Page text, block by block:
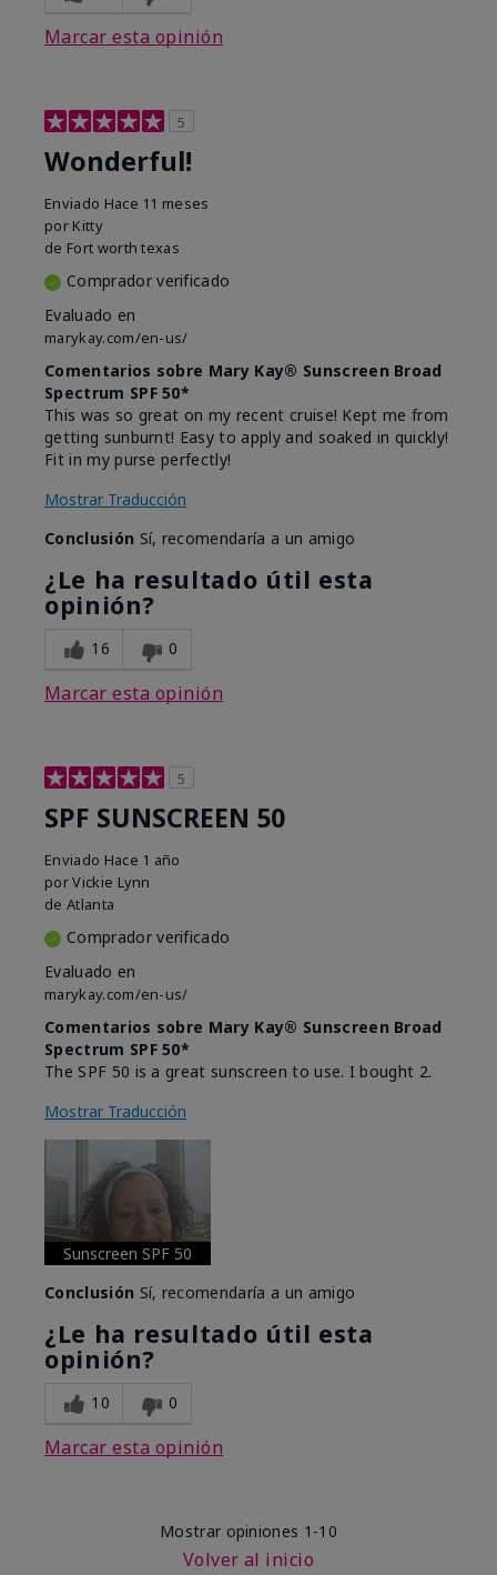
Marcar esta opinión
5
Wonderful!
Enviado Hace 11 meses
por Kitty
de Fort worth texas
Comprador verificado
Evaluado en
marykay.com/en-us/
Comentarios sobre Mary Kay® Sunscreen Broad
Spectrum SPF 50*
This was so great on my recent cruise! Kept me from
getting sunburnt! Easy to apply and soaked in quickly!
Fit in my purse perfectly!
Mostrar Traducción
Conclusión Sí, recomendaría a un amigo
¿Le ha resultado útil esta
opinión?
16 0
Marcar esta opinión
5
SPF SUNSCREEN 50
Enviado Hace 1 año
porVickie Lynn
de Atlanta
Comprador verificado
Evaluado en
marykay.com/en-us/
Comentarios sobre Mary Kay® Sunscreen Broad
Spectrum SPF 50*
The SPF 50 is a great sunscreen to use. I bought 2.
Mostrar Traducción
Sunscreen SPF 50
Conclusión Sí, recomendaría a un amigo
¿Le ha resultado útil esta
opinión?
10 0
Marcar esta opinión
Mostrar opiniones 1-10
Volver al inicio